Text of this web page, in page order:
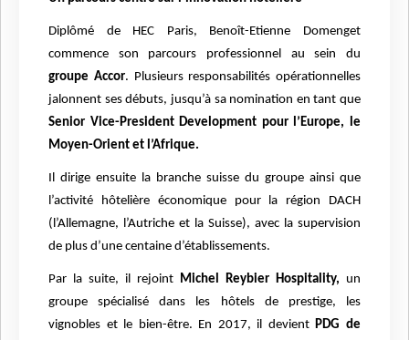
Diplômé de HEC Paris, Benoît-Etienne Domenget
commence son parcours professionnel au sein du
groupe Accor. Plusieurs responsabilités opérationnelles
jalonnent ses débuts, jusqu’à sa nomination en tant que
Senior Vice-President Development pour l’Europe, le
Moyen-Orient et l’Afrique.
Il dirige ensuite la branche suisse du groupe ainsi que
l’activité hôtelière économique pour la région DACH
(l’Allemagne, l’Autriche et la Suisse), avec la supervision
de plus d’une centaine d’établissements.
Par la suite, il rejoint Michel Reybier Hospitality, un
groupe spécialisé dans les hôtels de prestige, les
vignobles et le bien-être. En 2017, il devientPDG de